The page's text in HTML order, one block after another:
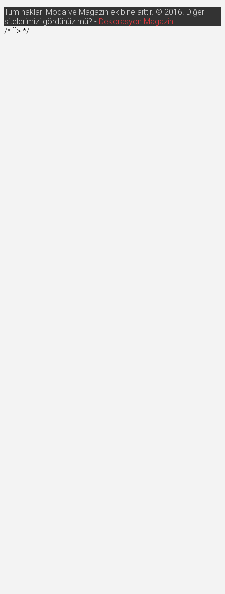
Tüm hakları Moda ve Magazin ekibine aittir. © 2016. Diğer
sitelerimizi gördünüz mü? - Dekorasyon Magazin
/* ]]> */